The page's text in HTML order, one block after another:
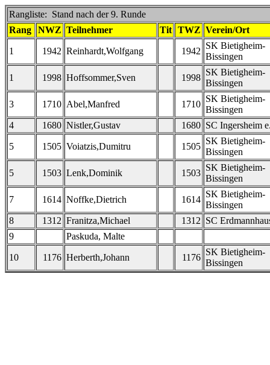
Rangliste: Stand nach der 9. Runde
Rang
NWZ Teilnehmer Tit TWZ Verein/Ort
1 1942 Reinhardt,Wolfgang 1942
SK Bietigheim-
Bissingen
1 1998 Hoffsommer,Sven 1998
SK Bietigheim-
Bissingen
3 1710 Abel,Manfred 1710
SK Bietigheim-
Bissingen
4
1680 Nistler,Gustav 1680 SC Ingersheim
5 1505 Voiatzis,Dumitru 1505
SK Bietigheim-
Bissingen
5 1503 Lenk,Dominik 1503
SK Bietigheim-
Bissingen
7 1614 Noffke,Dietrich 1614
SK Bietigheim-
Bissingen
8
1312 Franitza,Michael 1312 SC
9
Paskuda, Malte
10 1176 Herberth,Johann 1176
SK Bietigheim-
Bissingen